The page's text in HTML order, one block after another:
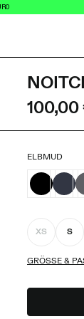
100,00
ELBMUD
XS S
GRÖSSE &